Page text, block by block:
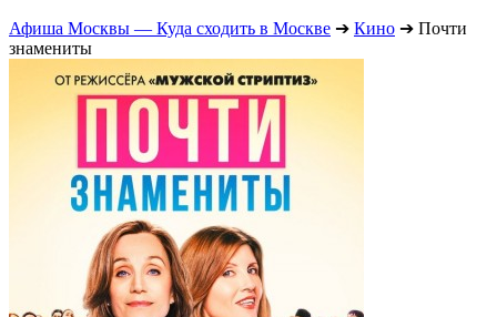
Афиша Москвы — Куда сходить в Москве ➔ Кино ➔ Почти
знамениты